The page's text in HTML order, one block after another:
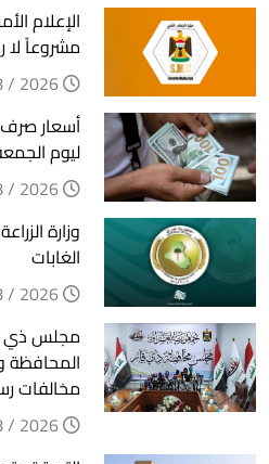
الإعلام
مشروعاً لا
أسعار صرف
ليوم
وزارة
الغابات
مجلس ذي
المحافظة
مخالفات